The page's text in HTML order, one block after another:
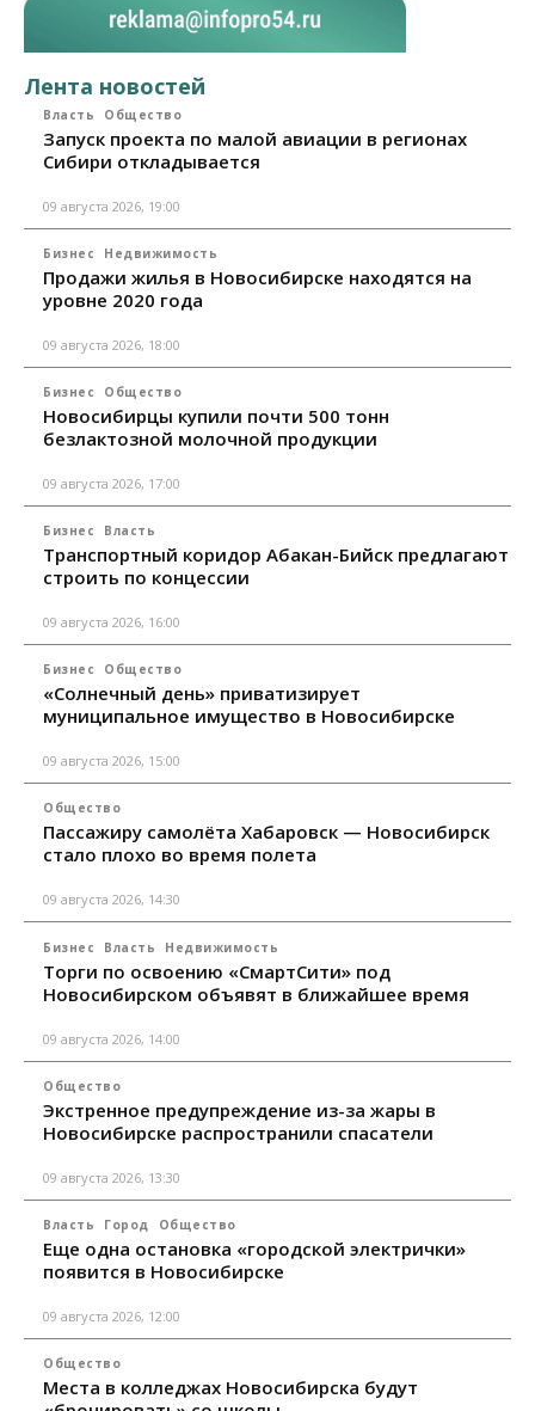
Лента новостей
Власть Общество
Запуск проекта по малой авиации в регионах
Сибири откладывается
09 августа 2026, 19:00
Бизнес Недвижимость
Продажи жилья в Новосибирске находятся на
уровне 2020 года
09 августа 2026, 18:00
Бизнес Общество
Новосибирцы купили почти 500 тонн
безлактозной молочной продукции
09 августа 2026, 17:00
Бизнес Власть
Транспортный коридор Абакан-Бийск предлагают
строить по концессии
09 августа 2026, 16:00
Бизнес Общество
«Солнечный день» приватизирует
муниципальное имущество в Новосибирске
09 августа 2026, 15:00
Общество
Пассажиру самолёта Хабаровск — Новосибирск
стало плохо во время полета
09 августа 2026, 14:30
Бизнес Власть Недвижимость
Торги по освоению «СмартСити» под
Новосибирском объявят в ближайшее время
09 августа 2026, 14:00
Общество
Экстренное предупреждение из-за жары в
Новосибирске распространили спасатели
09 августа 2026, 13:30
Власть Город Общество
Еще одна остановка «городской электрички»
появится в Новосибирске
09 августа 2026, 12:00
Общество
Места в колледжах Новосибирска будут